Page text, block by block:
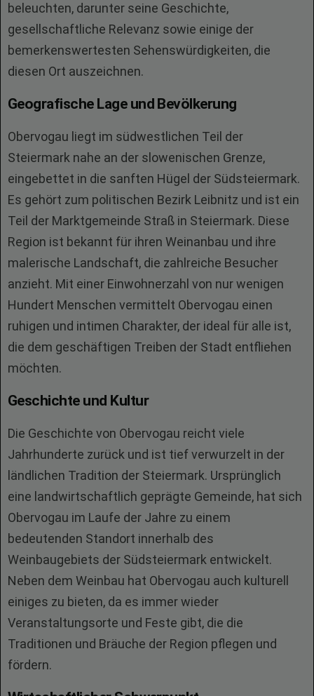
beleuchten, darunter seine Geschichte,
gesellschaftliche Relevanz sowie einige der
bemerkenswertesten Sehenswürdigkeiten, die
diesen Ort auszeichnen.
Geografische Lage und Bevölkerung
Obervogau liegt im südwestlichen Teil der
Steiermark nahe an der slowenischen Grenze,
eingebettet in die sanften Hügel der Südsteiermark.
Es gehört zum politischen Bezirk Leibnitz und ist ein
Teil der Marktgemeinde Straß in Steiermark. Diese
Region ist bekannt für ihren Weinanbau und ihre
malerische Landschaft, die zahlreiche Besucher
anzieht. Mit einer Einwohnerzahl von nur wenigen
Hundert Menschen vermittelt Obervogau einen
ruhigen und intimen Charakter, der ideal für alle ist,
die dem geschäftigen Treiben der Stadt entfliehen
möchten.
Geschichte und Kultur
Die Geschichte von Obervogau reicht viele
Jahrhunderte zurück und ist tief verwurzelt in der
ländlichen Tradition der Steiermark. Ursprünglich
eine landwirtschaftlich geprägte Gemeinde, hat sich
Obervogau im Laufe der Jahre zu einem
bedeutenden Standort innerhalb des
Weinbaugebiets der Südsteiermark entwickelt.
Neben dem Weinbau hat Obervogau auch kulturell
einiges zu bieten, da es immer wieder
Veranstaltungsorte und Feste gibt, die die
Traditionen und Bräuche der Region pflegen und
fördern.